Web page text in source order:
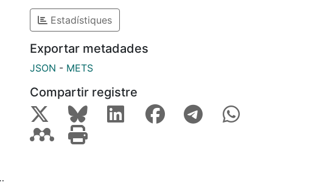
Estadístiques
Exportar metadades
JSON - METS
Compartir registre